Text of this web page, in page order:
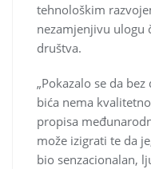
tehnološkim
nezamjenjivu ulogu
društva.
„Pokazalo se da
bića nema
propisa
može izigrati te da
bio senzacionalan,